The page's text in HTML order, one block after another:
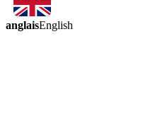
anglaisEnglish